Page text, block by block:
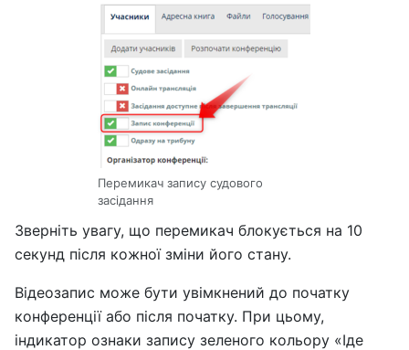
Перемикач запису судового
засідання
Зверніть увагу, що перемикач блокується на 10
секунд після кожної зміни його стану.
Відеозапис може бути увімкнений до початку
конференції або після початку. При цьому,
індикатор ознаки запису зеленого кольору «Іде